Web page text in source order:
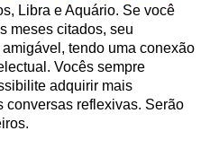
Libra e Aquário. Se você
meses citados, seu
tendo uma conexão
Vocês sempre
adquirir mais
conversas reflexivas. Serão